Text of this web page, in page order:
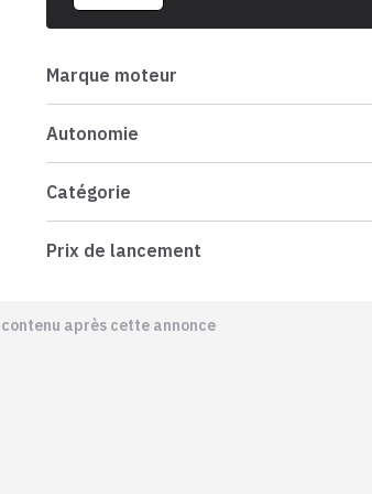
Marque moteur
Autonomie
Catégorie
Prix de lancement
après cette annonce